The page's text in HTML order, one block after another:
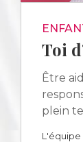
Toi
Être
plein
L'équipe